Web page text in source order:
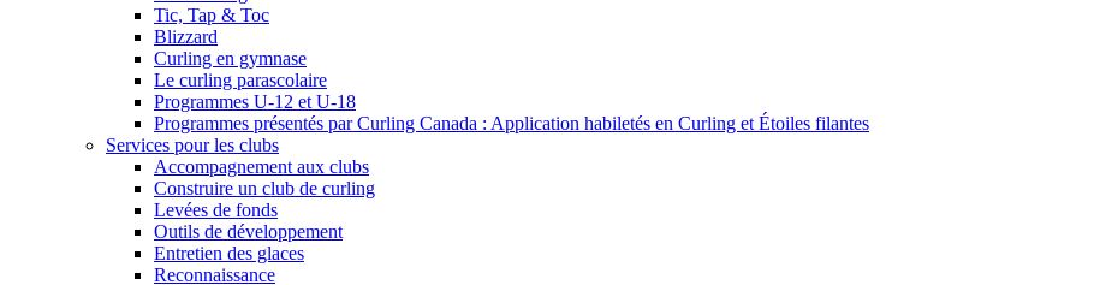
Tic, Tap & Toc
Blizzard
Curling en gymnase
Le curling parascolaire
Programmes U-12 et U-18
Programmes présentés par Curling Canada : Application habiletés en Curling et Étoiles filantes
Services pour les clubs
Accompagnement aux clubs
Construire un club de curling
Levées de fonds
Outils de développement
Entretien des glaces
Reconnaissance